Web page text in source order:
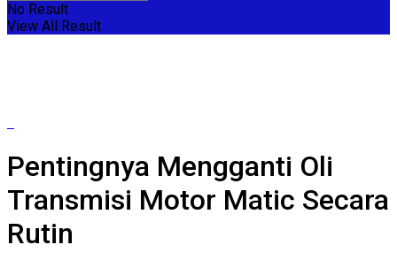
No Result
View All Result
Pentingnya Mengganti Oli
Transmisi Motor Matic Secara
Rutin